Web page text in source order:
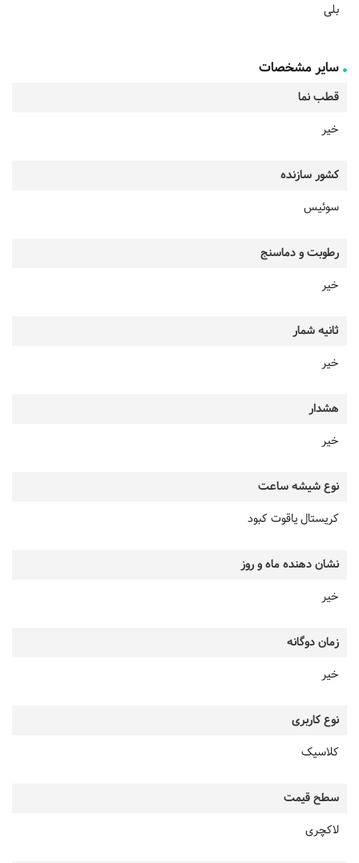
بلی
سایر مشخصات
قطب نما
خیر
کشور سازنده
سوئیس
رطوبت و دماسنج
خیر
ثانیه شمار
خیر
هشدار
خیر
نوع شیشه ساعت
کریستال یاقوت کبود
نشان دهنده ماه و روز
خیر
زمان دوگانه
خیر
نوع کاربری
کلاسیک
سطح قیمت
لاکچری